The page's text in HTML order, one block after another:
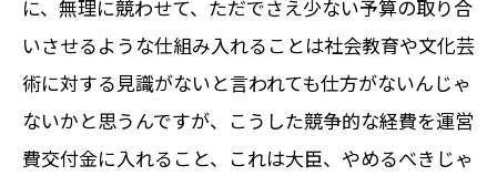
に、無理に競わせて、ただでさえ少ない予算の取り合
いさせるような仕組み入れることは社会教育や文化芸
術に対する見識がないと言われても仕方がないんじゃ
ないかと思うんですが、こうした競争的な経費を運営
費交付金に入れること、これは大臣、やめるべきじゃ